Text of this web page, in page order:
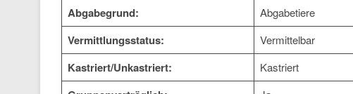
Abgabegrund: Abgabetiere
Vermittlungsstatus: Vermittelbar
Kastriert/Unkastriert: Kastriert